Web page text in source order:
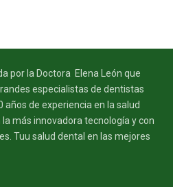
por la Doctora Elena León que
especialistas de dentistas
de experiencia en la salud
más innovadora tecnología y con
Tuu salud dental en las mejores